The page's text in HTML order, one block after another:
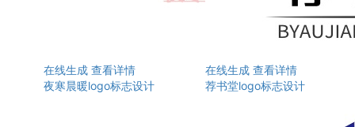
在线生成 查看详情
夜寒晨暖logo标志设计
在线生成 查看详情
荐书堂logo标志设计